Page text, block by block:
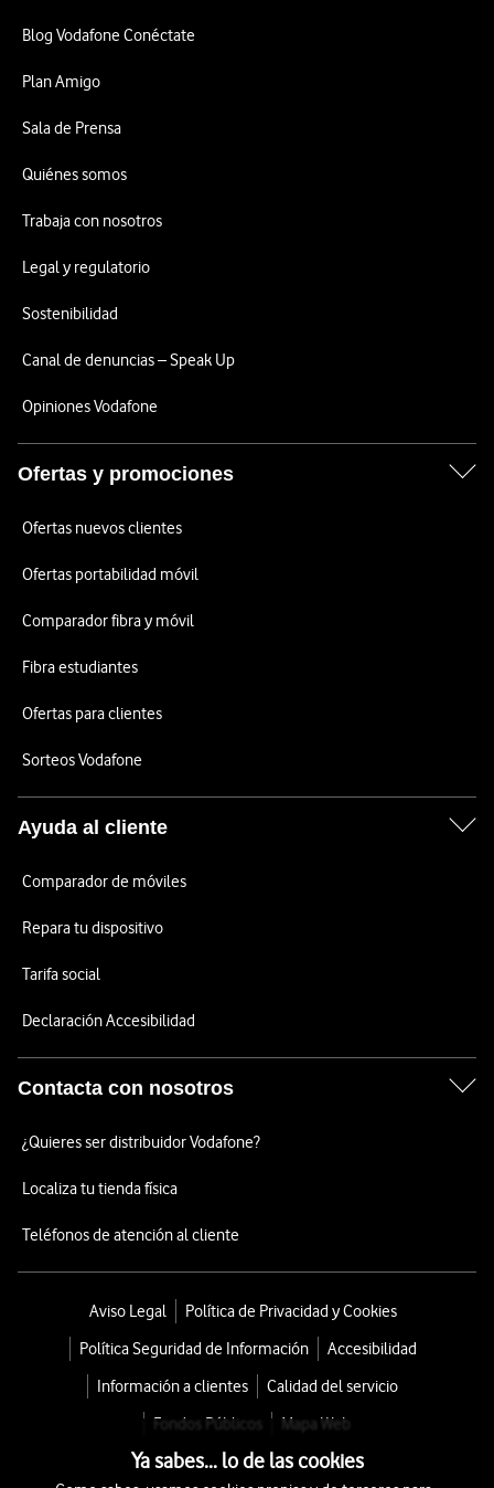
Blog Vodafone Conéctate
Plan Amigo
Sala de Prensa
Quiénes somos
Trabaja con nosotros
Legal y regulatorio
Sostenibilidad
Canal de denuncias – Speak Up
Opiniones Vodafone
Ofertas y promociones
Ofertas nuevos clientes
Ofertas portabilidad móvil
Comparador fibra y móvil
Fibra estudiantes
Ofertas para clientes
Sorteos Vodafone
Ayuda al cliente
Comparador de móviles
Repara tu dispositivo
Tarifa social
Declaración Accesibilidad
Contacta con nosotros
¿Quieres ser distribuidor Vodafone?
Localiza tu tienda física
Teléfonos de atención al cliente
Aviso Legal
Política de Privacidad y Cookies
Política Seguridad de Información
Accesibilidad
Información a clientes
Calidad del servicio
Fondos Públicos
Mapa Web
Ya sabes... lo de las cookies